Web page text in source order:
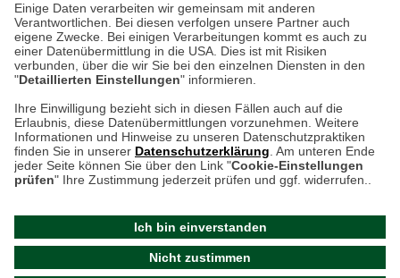
Einige Daten verarbeiten wir gemeinsam mit anderen
Verantwortlichen. Bei diesen verfolgen unsere Partner auch
eigene Zwecke. Bei einigen Verarbeitungen kommt es auch zu
einer Datenübermittlung in die USA. Dies ist mit Risiken
verbunden, über die wir Sie bei den einzelnen Diensten in den
"Detaillierten Einstellungen" informieren.
Ihre Einwilligung bezieht sich in diesen Fällen auch auf die
Erlaubnis, diese Datenübermittlungen vorzunehmen. Weitere
Informationen und Hinweise zu unseren Datenschutzpraktiken
finden Sie in unserer Datenschutzerklärung . Am unteren Ende
jeder Seite können Sie über den Link "Cookie-Einstellungen
prüfen" Ihre Zustimmung jederzeit prüfen und ggf. widerrufen..
Ich bin einverstanden
Nicht zustimmen
Kontakt
Umwelt und Entsorgung
Zur Echtheit von Bewertungen
Hinweisgeber-Schutzgesetz
Barrierefreiheit unserer Website
am 06.08.2026 um 12:17
2024 THE BRITISH SHOP
Cookie-Einstellungen in Ihrem Browser
ACHTUNG!
Ihr Browser speichert aktuell keine Cookies!
Leider können Sie in diesem Fall unseren Online-Shop
Bitte stellen Sie sicher, dass Ihr Browser unsere funktionalen
Cookies für die Dauer Ihres Besuchs auf unserer Website